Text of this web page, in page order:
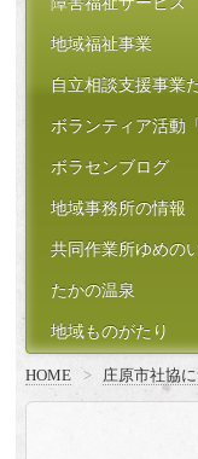
地域福祉事業
自立相談支援事業
ボランティア活動
ボラセンブログ
地域事務所の情報
共同作業所ゆめの
たかの温泉
地域ものがたり
HOME > 庄原市社協